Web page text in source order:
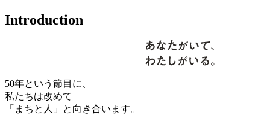
Introduction
50年という節目に、
私たちは改めて
「まちと人」と向き合います。